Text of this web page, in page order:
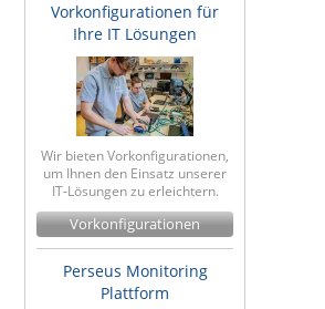
Vorkonfigurationen für
Ihre IT Lösungen
Wir bieten Vorkonfigurationen,
um Ihnen den Einsatz unserer
IT-Lösungen zu erleichtern.
Vorkonfigurationen
Perseus Monitoring
Plattform